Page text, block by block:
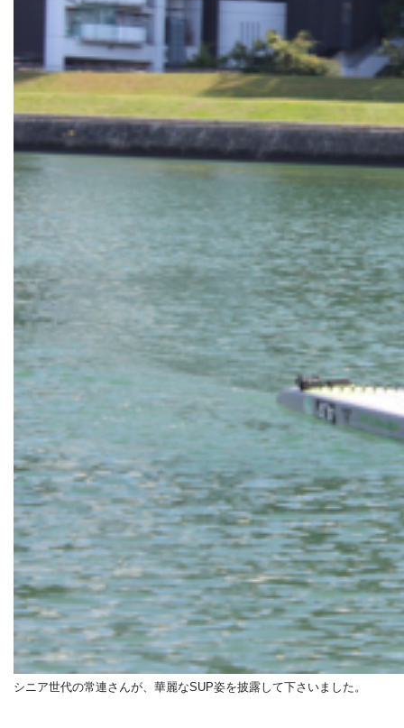
シニア世代の常連さんが、華麗なSUP姿を披露して下さいました。